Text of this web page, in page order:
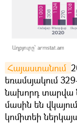
Հայաստանում
եռամսյակում
նախորդ տարվա
մասին են
կոմիտեի